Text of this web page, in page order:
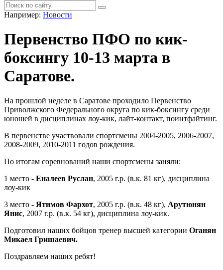
Например: Новости
Первенство ПФО по кик-
боксингу 10-13 марта в
Саратове.
На прошлой неделе в Саратове проходило Первенство
Приволжского Федерального округа по кик-боксингу среди
юношей в дисциплинах лоу-кик, лайт-контакт, поинтфайтинг.
В первенстве участвовали спортсмены 2004-2005, 2006-2007,
2008-2009, 2010-2011 годов рождения.
По итогам соревнований наши спортсмены заняли:
1 место - Еналеев Руслан, 2005 г.р. (в.к. 81 кг), дисциплина
лоу-кик
3 место - Ятимов Фархот, 2005 г.р. (в.к. 48 кг), Арутюнян
Янис, 2007 г.р. (в.к. 54 кг), дисциплина лоу-кик.
Подготовил наших бойцов тренер высшей категории Оганян
Микаел Гришаевич.
Поздравляем наших ребят!